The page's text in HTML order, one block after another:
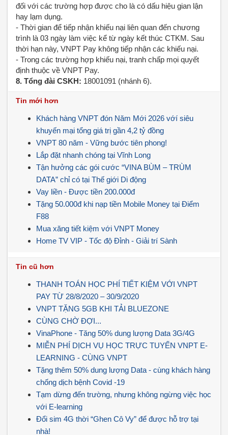
đối với các trường hợp được cho là có dấu hiệu gian lận
hay lạm dụng.
- Thời gian để tiếp nhận khiếu nại liên quan đến chương
trình là 03 ngày làm việc kể từ ngày kết thúc CTKM. Sau
thời hạn này, VNPT Pay không tiếp nhận các khiếu nại.
- Trong các trường hợp khiếu nại, tranh chấp mọi quyết
định thuộc về VNPT Pay.
8. Tổng đài CSKH: 18001091 (nhánh 6).
Tin mới hơn
Khách hàng VNPT đón Năm Mới 2026 vớí siêu
khuyến mại tổng giá trị gần 4,2 tỷ đồng
VNPT 80 năm - Vững bước tiên phong!
Lắp đặt nhanh chóng tại Vĩnh Long
Tận hưởng các gói cước “VINA BÙM – TRÙM
DATA” chỉ có tại Thế giới Di động
Vay liền - Được tiền 200.000đ
Tặng 50.000đ khi nạp tiền Mobile Money tại Điểm
F88
Mua xăng tiết kiệm với VNPT Money
Home TV VIP - Tốc độ Đỉnh - Giải trí Sành
Tin cũ hơn
THANH TOÁN HỌC PHÍ TIẾT KIỆM VỚI VNPT
PAY TỪ 28/8/2020 – 30/9/2020
VNPT TẶNG 5GB KHI TẢI BLUEZONE
CÙNG CHỜ ĐỢI...
VinaPhone - Tăng 50% dung lượng Data 3G/4G
MIỄN PHÍ DỊCH VỤ HỌC TRỰC TUYẾN VNPT E-
LEARNING - CÙNG VNPT
Tặng thêm 50% dung lượng Data - cùng khách hàng
chống dịch bệnh Covid -19
Tạm dừng đến trường, nhưng không ngừng việc học
với E-learning
Đổi sim 4G thời “Ghen Cô Vy” để được hỗ trợ tại
nhà!